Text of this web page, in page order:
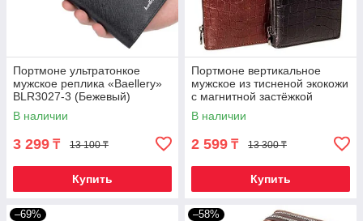
Портмоне ультратонкое
мужское реплика «Baellery»
BLR3027-3 (Бежевый)
В наличии
3 299 ₸ 13 100 ₸
Купить
Портмоне вертикальное
мужское из тисненой экокожи
с магнитной застёжкой
(Черный)
В наличии
2 599 ₸ 13 300 ₸
Купить
–69% –58%